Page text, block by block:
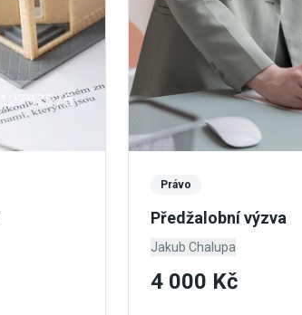
Právo
Předžalobní výzva
Jakub Chalupa
4 000 Kč